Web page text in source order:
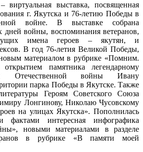
– виртуальная выставка, посвященная
г. Якутска и 76-летию Победы в
войне. В выставке собрана
дней войны, воспоминания ветеранов,
имена героев – якутян, и
В год 76-летия Великой Победы,
материалом в рубрике «Помним.
памятника легендарному
Отечественной войны Ивану
парка Победы в Якутске. Также
Героям Советского Союза
Лонгинову, Николаю Чусовскому
на улицах Якутска». Пополнилась
интересная инфографика
новыми материалами в разделе
в рубрике «В памяти моей